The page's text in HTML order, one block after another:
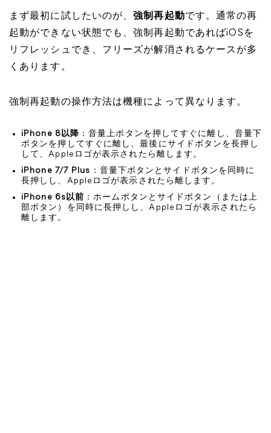
まず最初に試したいのが、強制再起動です。通常の再
起動ができない状態でも、強制再起動であればiOSを
リフレッシュでき、フリーズが解消されるケースが多
くあります。
強制再起動の操作方法は機種によって異なります。
iPhone 8以降 ：音量上ボタンを押してすぐに離し、音量下
ボタンを押してすぐに離し、最後にサイドボタンを長押し
して、Appleロゴが表示されたら離します。
iPhone 7/7 Plus ：音量下ボタンとサイドボタンを同時に
長押しし、Appleロゴが表示されたら離します。
iPhone 6s以前 ：ホームボタンとサイドボタン（または上
部ボタン）を同時に長押しし、Appleロゴが表示されたら
離します。